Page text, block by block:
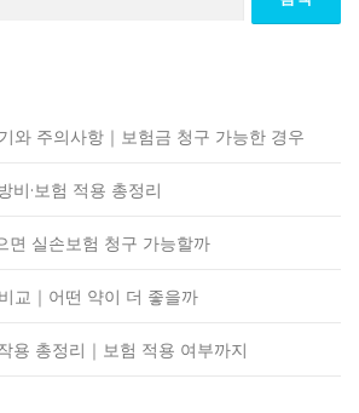
와 주의사항｜보험금 청구 가능한 경우
비·보험 적용 총정리
면 실손보험 청구 가능할까
교｜어떤 약이 더 좋을까
용 총정리｜보험 적용 여부까지